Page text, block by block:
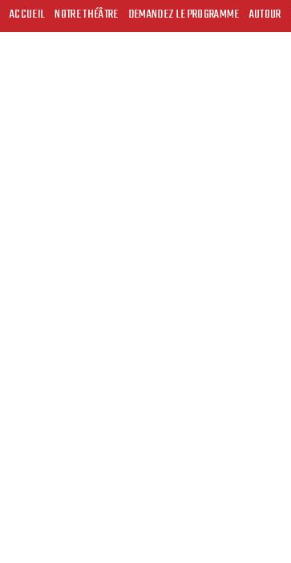
ACCUEIL NOTRE THÉÂTRE DEMANDEZ LE PROGRAMME AUTOUR